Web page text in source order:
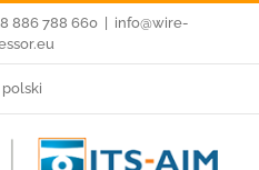
886 788 660
info@wire-
polski